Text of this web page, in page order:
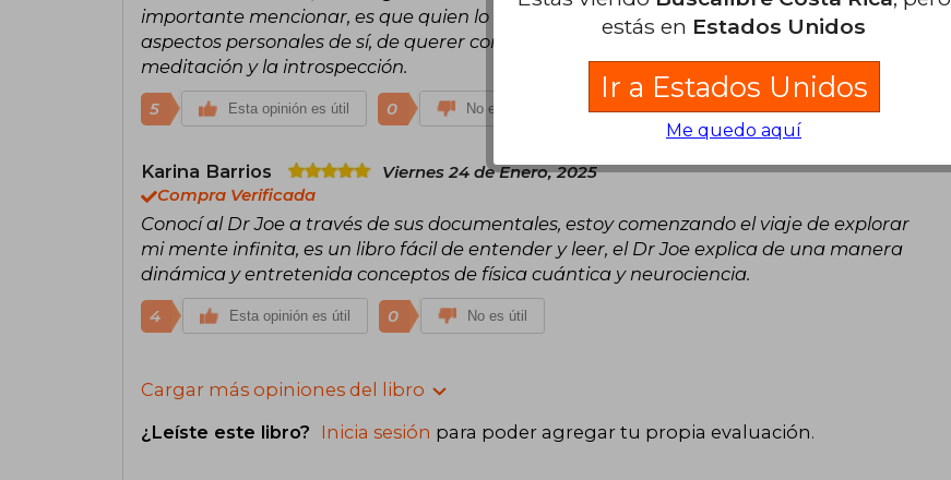
importante mencionar, es que quien lo lee debe tener la apertura de querer cambiar
aspectos personales de sí, de querer conectarse con uno mismo a través de la
meditación y la introspección.
5 Esta opinión es útil 0 No es útil
Karina Barrios
Viernes 24 de Enero, 2025
Compra Verificada
Conocí al Dr Joe a través de sus documentales, estoy comenzando el viaje de explorar
mi mente infinita, es un libro fácil de entender y leer, el Dr Joe explica de una manera
dinámica y entretenida conceptos de física cuántica y neurociencia.
4 Esta opinión es útil 0 No es útil
Cargar más opiniones del libro
¿Leíste este libro? Inicia sesión para poder agregar tu propia evaluación.
estás en Estados Unidos
Ir a Estados Unidos
Me quedo aquí